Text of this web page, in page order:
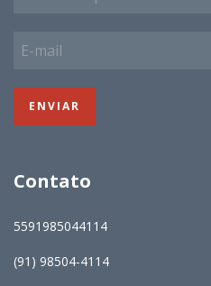
Contato
5591985044114
(91) 98504-4114